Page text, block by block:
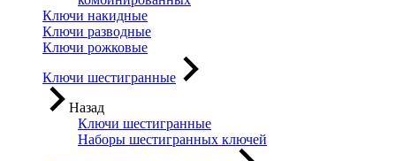
Ключи накидные
Ключи разводные
Ключи рожковые
Ключи шестигранные
Назад
Ключи шестигранные
Наборы шестигранных ключей